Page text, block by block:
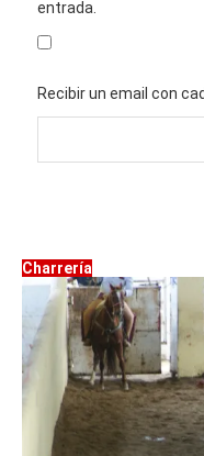
entrada.
Recibir un email con
Charrería